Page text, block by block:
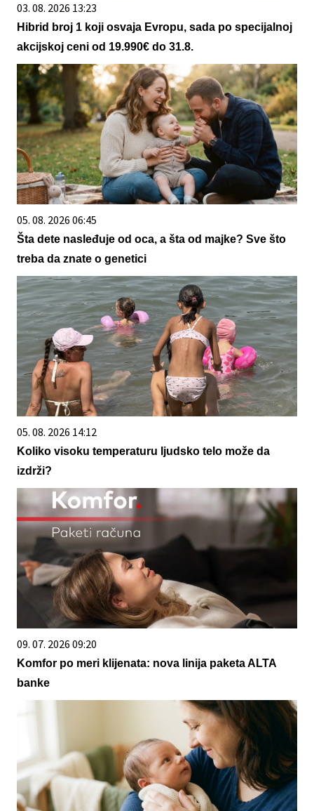
03. 08. 2026 13:23
Hibrid broj 1 koji osvaja Evropu, sada po specijalnoj
akcijskoj ceni od 19.990€ do 31.8.
05. 08. 2026 06:45
Šta dete nasleđuje od oca, a šta od majke? Sve što
treba da znate o genetici
05. 08. 2026 14:12
Koliko visoku temperaturu ljudsko telo može da
izdrži?
09. 07. 2026 09:20
Komfor po meri klijenata: nova linija paketa ALTA
banke